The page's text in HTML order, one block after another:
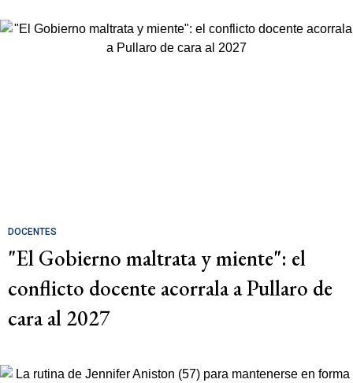
DOCENTES
"El Gobierno maltrata y miente": el
conflicto docente acorrala a Pullaro de
cara al 2027